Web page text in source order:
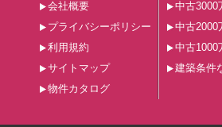
会社概要
プライバシーポリシー
利用規約
サイトマップ
物件カタログ
中古3000
中古2000
中古1000
建築条件